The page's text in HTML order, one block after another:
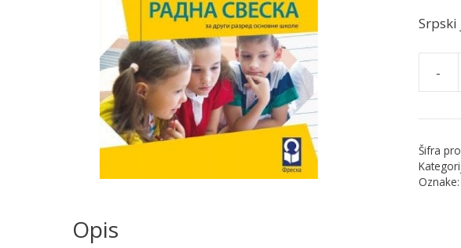
Srpski
-
Srpski
2,
Radna
sveska
za
Šifra
Oznake:
Opis